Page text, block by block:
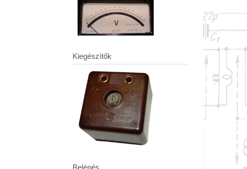
Kiegészítők